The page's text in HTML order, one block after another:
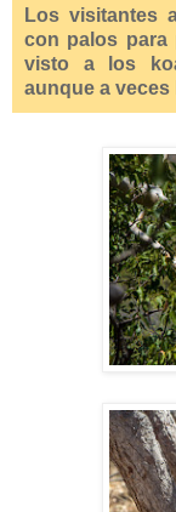
Los visitantes
con palos para
visto a los
aunque a